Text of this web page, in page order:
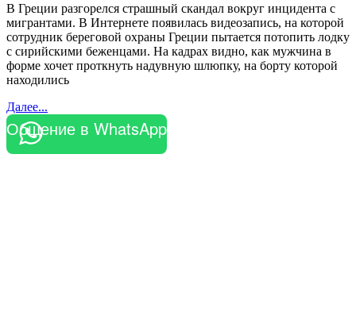
В Греции разгорелся страшный скандал вокруг инцидента с
мигрантами. В Интернете появилась видеозапись, на которой
сотрудник береговой охраны Греции пытается потопить лодку
с сирийскими беженцами. На кадрах видно, как мужчина в
форме хочет проткнуть надувную шлюпку, на борту которой
находились
Далее...
Общение в WhatsApp